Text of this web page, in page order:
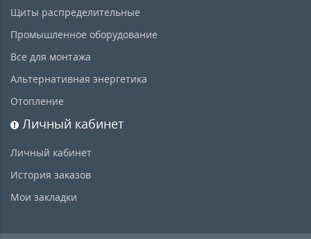
Щиты распределительные
Промышленное оборудование
Все для монтажа
Альтернативная энергетика
Отопление
Личный кабинет
Личный кабинет
История заказов
Мои закладки